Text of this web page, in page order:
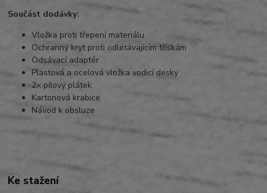
Součást dodávky:
Vložka proti třepení materiálu
Ochranný kryt proti odlétávajícím třískám
Odsávací adaptér
Plastová a ocelová vložka vodicí desky
2× pilový plátek
Kartonová krabice
Návod k obsluze
Ke stažení